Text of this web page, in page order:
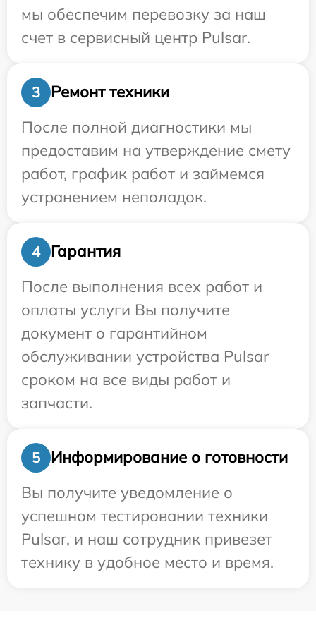
мы обеспечим перевозку за наш
счет в сервисный центр Pulsar.
3
Ремонт техники
После полной диагностики мы
предоставим на утверждение смету
работ, график работ и займемся
устранением неполадок.
4
Гарантия
После выполнения всех работ и
оплаты услуги Вы получите
документ о гарантийном
обслуживании устройства Pulsar
сроком на все виды работ и
запчасти.
5
Информирование о готовности
Вы получите уведомление о
успешном тестировании техники
Pulsar, и наш сотрудник привезет
технику в удобное место и время.